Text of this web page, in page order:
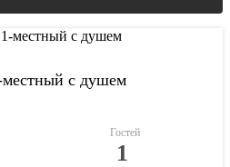
местный с душем
Гостей
1